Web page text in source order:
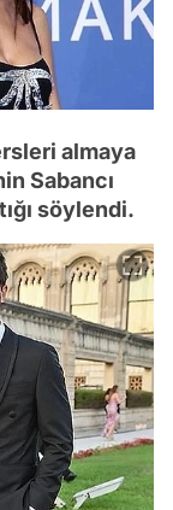
almaya
Sabancı
söylendi.